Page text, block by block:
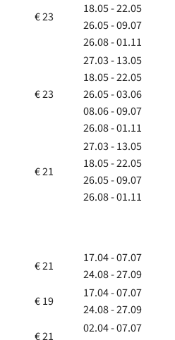
€ 23
18.05 - 22.05
26.05 - 09.07
26.08 - 01.11
€ 23
27.03 - 13.05
18.05 - 22.05
26.05 - 03.06
08.06 - 09.07
26.08 - 01.11
€ 21
27.03 - 13.05
18.05 - 22.05
26.05 - 09.07
26.08 - 01.11
€ 21
17.04 - 07.07
24.08 - 27.09
€ 19
17.04 - 07.07
24.08 - 27.09
€ 21
02.04 - 07.07